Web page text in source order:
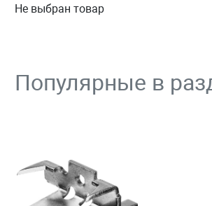
Не выбран товар
Популярные в